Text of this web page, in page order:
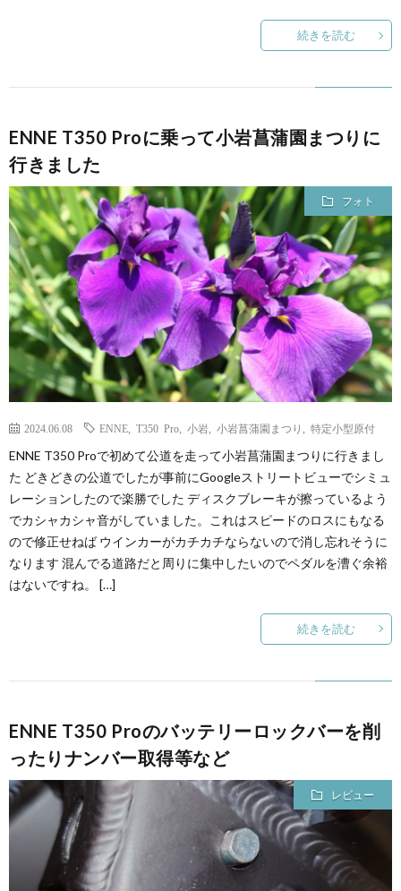
続きを読む
ENNE T350 Proに乗って小岩菖蒲園まつりに
行きました
フォト
2024.06.08 ENNE T350 Pro 小岩 小岩菖蒲園まつり 特定小型原付
ENNE T350 Proで初めて公道を走って小岩菖蒲園まつりに行きまし
た どきどきの公道でしたが事前にGoogleストリートビューでシミュ
レーションしたので楽勝でした ディスクブレーキが擦っているよう
でカシャカシャ音がしていました。これはスピードのロスにもなる
ので修正せねば ウインカーがカチカチならないので消し忘れそうに
なります 混んでる道路だと周りに集中したいのでペダルを漕ぐ余裕
はないですね。 […]
続きを読む
ENNE T350 Proのバッテリーロックバーを削
ったりナンバー取得等など
レビュー